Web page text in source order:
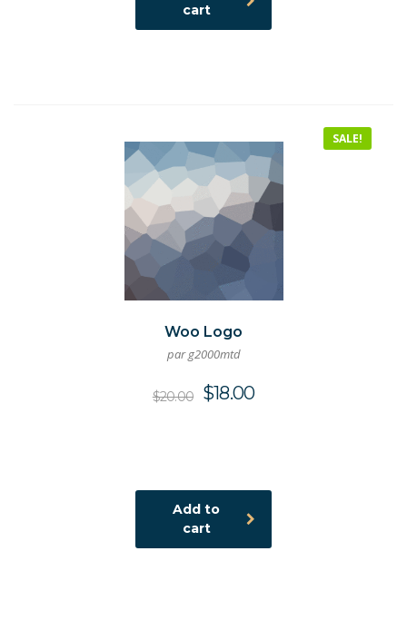
cart
SALE!
Woo Logo
par g2000mtd
$20.00 $18.00
Add to
cart